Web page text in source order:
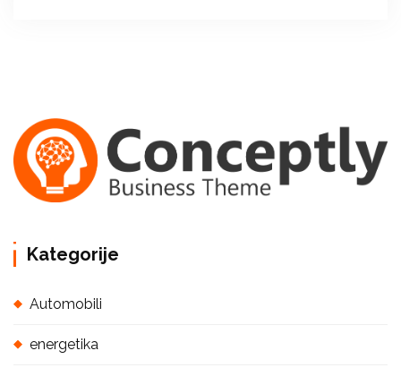
Kategorije
Automobili
energetika